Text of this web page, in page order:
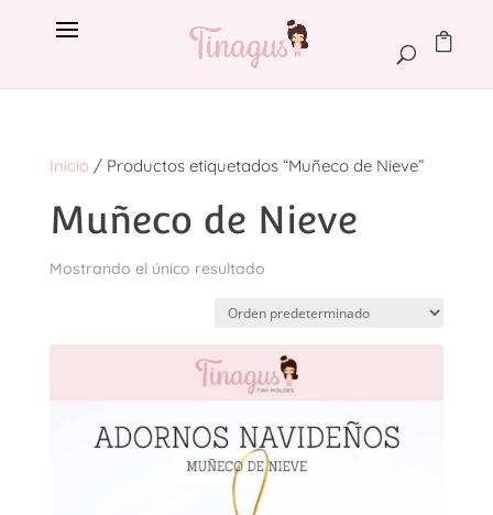
Inicio/ Productos etiquetados “Muñeco de Nieve”
Muñeco de Nieve
Mostrando el único resultado